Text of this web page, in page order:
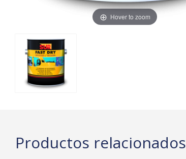
Hover to zoom
Productos relacionados